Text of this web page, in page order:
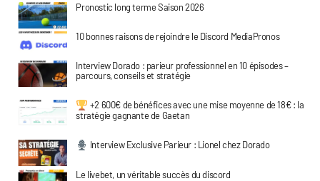
Pronostic long terme Saison 2026
10 bonnes raisons de rejoindre le Discord MediaPronos
Interview Dorado : parieur professionnel en 10 épisodes –
parcours, conseils et stratégie
+2 600€ de bénéfices avec une mise moyenne de 18€ : la
stratégie gagnante de Gaetan
Interview Exclusive Parieur : Lionel chez Dorado
Le livebet, un véritable succès du discord